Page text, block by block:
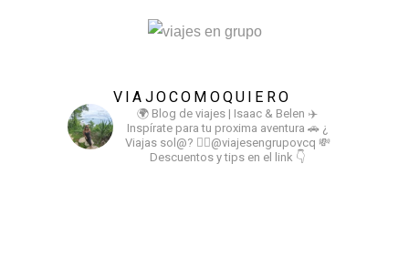
VIAJOCOMOQUIERO
🌍 Blog de viajes | Isaac & Belen ✈️
Inspírate para tu proxima aventura 🚗 ¿
Viajas sol@? 👉🏻@viajesengrupovcq 💸
Descuentos y tips en el link 👇